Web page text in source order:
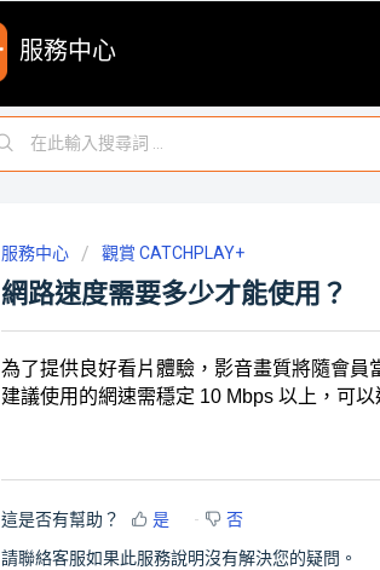
服務中心
服務中心 觀賞 CATCHPLAY+
網路速度需要多少才能使用？
為了提供良好看片體驗，影音畫質將隨會員
建議使用的網速需穩定 10 Mbps 以上，可
這是否有幫助？ 是
否
請聯絡客服如果此服務說明沒有解決您的疑問。